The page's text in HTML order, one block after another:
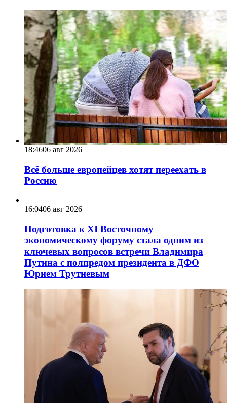
18:4606 авг 2026
Всё больше европейцев хотят переехать в
Россию
16:0406 авг 2026
Подготовка к XI Восточному
экономическому форуму стала одним из
ключевых вопросов встречи Владимира
Путина с полпредом президента в ДФО
Юрием Трутневым